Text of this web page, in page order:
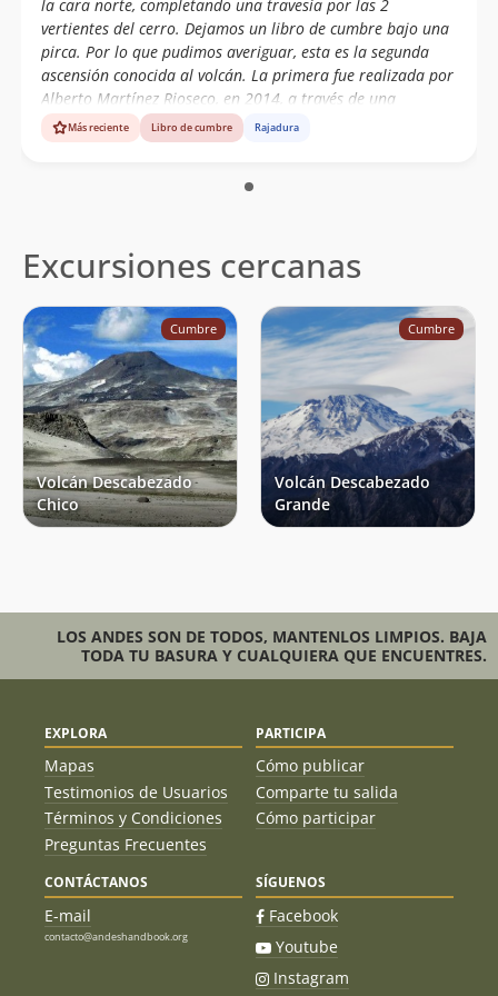
la cara norte, completando una travesía por las 2
vertientes del cerro. Dejamos un libro de cumbre bajo una
pirca. Por lo que pudimos averiguar, esta es la segunda
ascensión conocida al volcán. La primera fue realizada por
Alberto Martínez Rioseco, en 2014, a través de una
canaleta por el noreste. En la cumbre solo hayamos la
pirca hecha por Alberto. La cara norte, que podria
menores dificultades, no ha sido ascendida, solo
Más reciente Libro de cumbre Rajadura
Excursiones cercanas
Cumbre
Volcán Descabezado
Chico
Cumbre
Volcán Descabezado
Grande
LOS ANDES SON DE TODOS, MANTENLOS LIMPIOS. BAJA
TODA TU BASURA Y CUALQUIERA QUE ENCUENTRES.
EXPLORA
Mapas
Testimonios de Usuarios
Términos y Condiciones
Preguntas Frecuentes
PARTICIPA
Cómo publicar
Comparte tu salida
Cómo participar
CONTÁCTANOS
E-mail
contacto@andeshandbook.org
SÍGUENOS
Facebook
Youtube
Instagram